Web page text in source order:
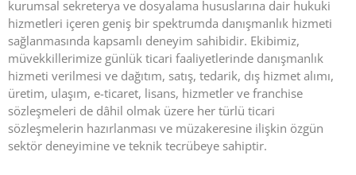
kurumsal sekreterya ve dosyalama hususlarına dair hukuki
hizmetleri içeren geniş bir spektrumda danışmanlık hizmeti
sağlanmasında kapsamlı deneyim sahibidir. Ekibimiz,
müvekkillerimize günlük ticari faaliyetlerinde danışmanlık
hizmeti verilmesi ve dağıtım, satış, tedarik, dış hizmet alımı,
üretim, ulaşım, e-ticaret, lisans, hizmetler ve franchise
sözleşmeleri de dâhil olmak üzere her türlü ticari
sözleşmelerin hazırlanması ve müzakeresine ilişkin özgün
sektör deneyimine ve teknik tecrübeye sahiptir.